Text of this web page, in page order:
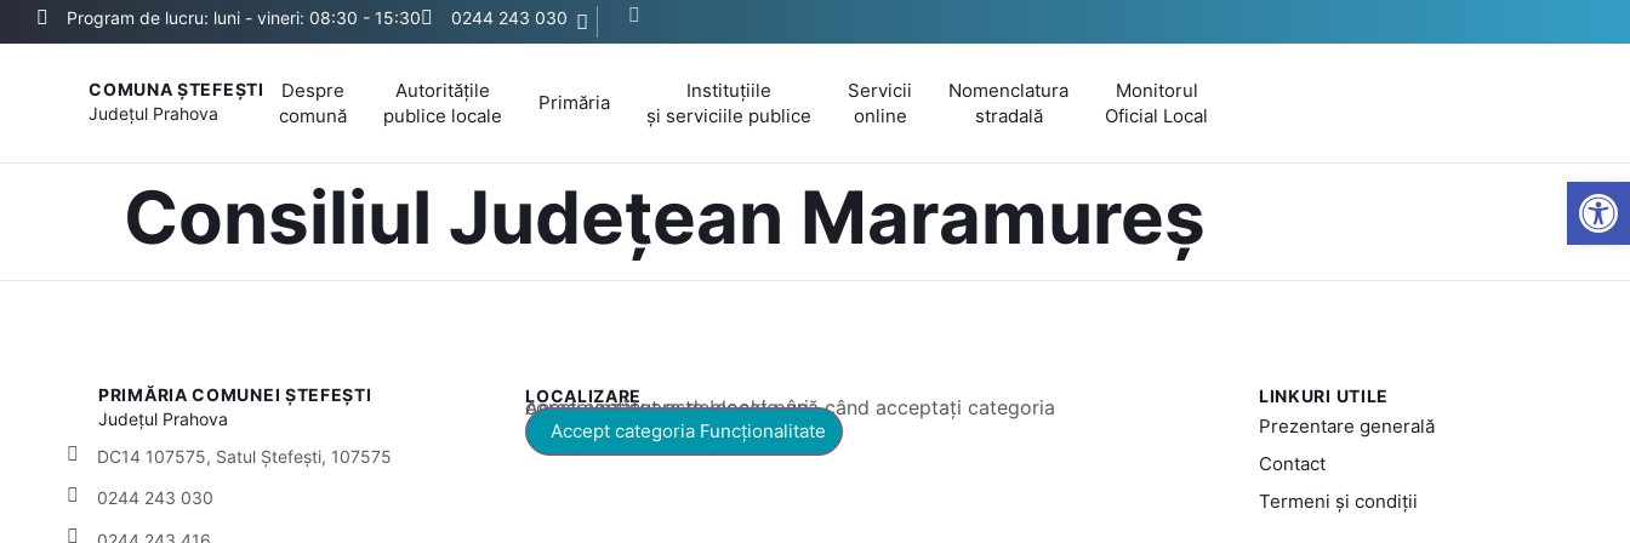
Program de lucru: luni - vineri: 08:30 - 15:30 0244 243 030
COMUNA ȘTEFEȘTI
Județul Prahova
Despre
comună
Autoritățile
publice locale
Primăria
Instituțiile
și serviciile publice
Servicii
online
Nomenclatura
stradală
Monitorul
Oficial Local
Consiliul Județean Maramureș
PRIMĂRIA COMUNEI ȘTEFEȘTI
Județul Prahova
DC14 107575, Satul Ștefești, 107575
0244 243 030
LOCALIZARE
Acest conținut este blocat până când acceptați categoria corespunzătoare de cookie-uri.
Accept categoria Funcționalitate
LINKURI UTILE
Prezentare generală
Contact
Termeni și condiții